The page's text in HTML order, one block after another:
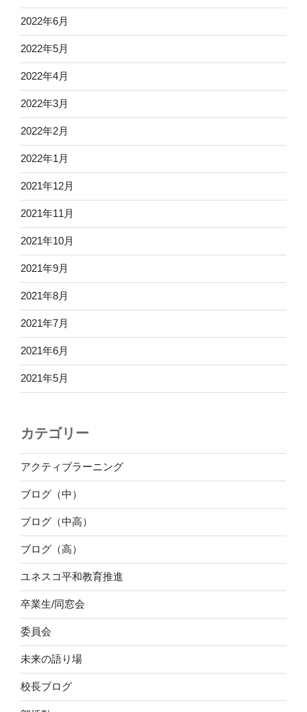
2022年6月
2022年5月
2022年4月
2022年3月
2022年2月
2022年1月
2021年12月
2021年11月
2021年10月
2021年9月
2021年8月
2021年7月
2021年6月
2021年5月
カテゴリー
アクティブラーニング
ブログ（中）
ブログ（中高）
ブログ（高）
ユネスコ平和教育推進
卒業生/同窓会
委員会
未来の語り場
校長ブログ